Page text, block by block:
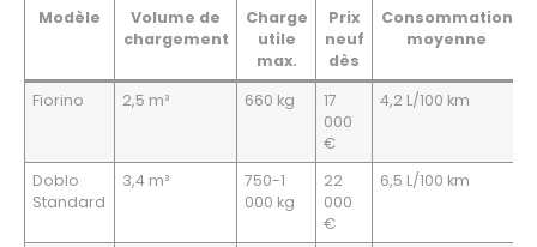
Modèle
Volume de
chargement
Charge
utile
max.
Prix
neuf
dès
Consommation
moyenne
Fiorino 2,5 m³ 660 kg
17
000
€
4,2 L/100 km
Doblo
Standard
3,4 m³
750-1
000 kg
22
000
€
6,5 L/100 km